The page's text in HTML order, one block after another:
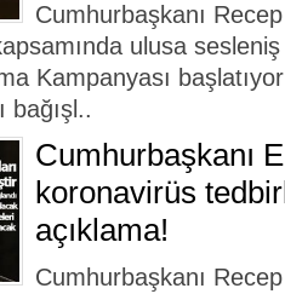
Cumhurbaşkanı
ulusa sesleniş
Kampanyası
bağışl..
Cumhurbaşkanı
koronavirüs
açıklama!
Cumhurbaşkanı